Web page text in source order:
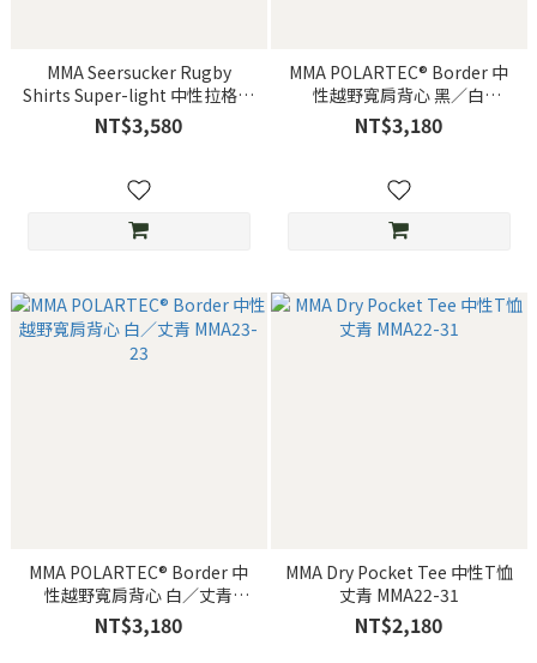
MMA Seersucker Rugby
Shirts Super-light 中性拉格短
袖上衣 黑 MMA23-33
NT$3,580
MMA POLARTEC® Border 中
性越野寬肩背心 黑／白
MMA23-23
NT$3,180
MMA POLARTEC® Border 中
性越野寬肩背心 白／丈青
MMA23-23
NT$3,180
MMA Dry Pocket Tee 中性T恤
丈青 MMA22-31
NT$2,180